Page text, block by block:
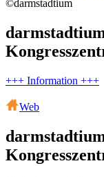
©darmstadtium
+++ Information +++
Web